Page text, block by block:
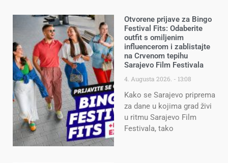
Otvorene prijave za Bingo
Festival Fits: Odaberite
outfit s omiljenim
influencerom i zablistajte
na Crvenom tepihu
Sarajevo Film Festivala
4. Augusta 2026. 13:08
Kako se Sarajevo priprema
za dane u kojima grad živi
u ritmu Sarajevo Film
Festivala, tako